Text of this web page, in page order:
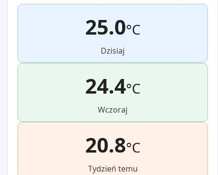
25.0°C
Dzisiaj
24.4°C
Wczoraj
20.8°C
Tydzień temu